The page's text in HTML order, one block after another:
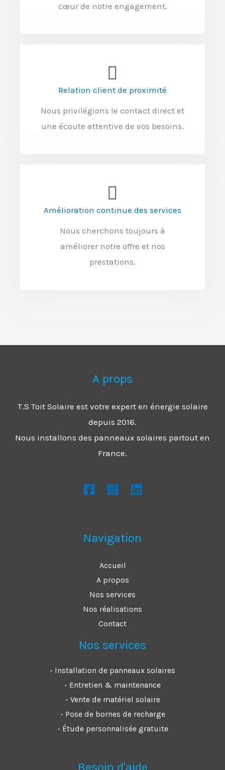
cœur de notre engagement.
Relation client de proximité
Nous privilégions le contact direct et
une écoute attentive de vos besoins.
Amélioration continue des services
Nous cherchons toujours à
améliorer notre offre et nos
prestations.
A props
T.S Toit Solaire est votre expert en énergie solaire
depuis 2016.
Nous installons des panneaux solaires partout en
France.
Navigation
Accueil
A propos
Nos services
Nos réalisations
Contact
Nos services
- Installation de panneaux solaires
- Entretien & maintenance
- Vente de matériel solaire
- Pose de bornes de recharge
- Étude personnalisée gratuite
Besoin d'aide